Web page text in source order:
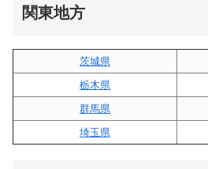
関東地方
茨城県
栃木県
群馬県
埼玉県